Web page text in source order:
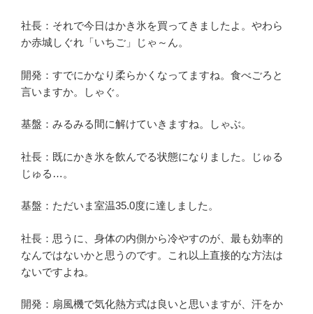
社長：それで今日はかき氷を買ってきましたよ。やわら
か赤城しぐれ「いちご」じゃ～ん。
開発：すでにかなり柔らかくなってますね。食べごろと
言いますか。しゃぐ。
基盤：みるみる間に解けていきますね。しゃぶ。
社長：既にかき氷を飲んでる状態になりました。じゅる
じゅる…。
基盤：ただいま室温35.0度に達しました。
社長：思うに、身体の内側から冷やすのが、最も効率的
なんではないかと思うのです。これ以上直接的な方法は
ないですよね。
開発：扇風機で気化熱方式は良いと思いますが、汗をか